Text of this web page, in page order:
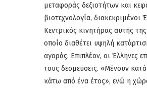
μεταφοράς δεξιοτήτων και
βιοτεχνολογία,
Κεντρικός κινητήρας αυτής
οποίο διαθέτει υψηλή
αγοράς. Επιπλέον, οι Έλληνες
τους δεσμεύσεις. «Μένουν
κάτω από ένα έτος», ενώ η